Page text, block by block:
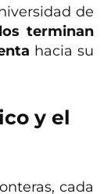
de
terminan
hacia su
y el
cada